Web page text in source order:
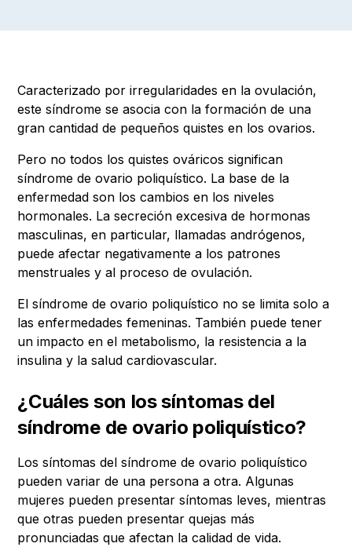
Caracterizado por irregularidades en la ovulación,
este síndrome se asocia con la formación de una
gran cantidad de pequeños quistes en los ovarios.
Pero no todos los quistes ováricos significan
síndrome de ovario poliquístico. La base de la
enfermedad son los cambios en los niveles
hormonales. La secreción excesiva de hormonas
masculinas, en particular, llamadas andrógenos,
puede afectar negativamente a los patrones
menstruales y al proceso de ovulación.
El síndrome de ovario poliquístico no se limita solo a
las enfermedades femeninas. También puede tener
un impacto en el metabolismo, la resistencia a la
insulina y la salud cardiovascular.
¿Cuáles son los síntomas del
síndrome de ovario poliquístico?
Los síntomas del síndrome de ovario poliquístico
pueden variar de una persona a otra. Algunas
mujeres pueden presentar síntomas leves, mientras
que otras pueden presentar quejas más
pronunciadas que afectan la calidad de vida.